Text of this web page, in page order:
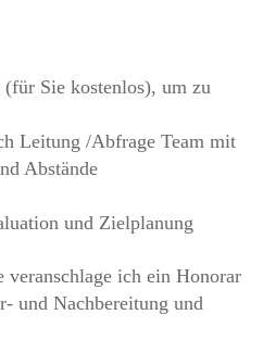
Sie kostenlos), um zu
Leitung /Abfrage Team mit
Abstände
und Zielplanung
veranschlage ich ein Honorar
und Nachbereitung und